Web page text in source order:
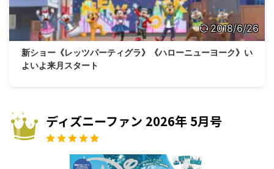
2018/6/26
新ショー《レッツパーティグラ》《ハローニューヨーク》い
よいよ来月スタート
ディズニーファン 2026年 5月号